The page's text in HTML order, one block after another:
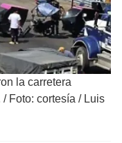
la carretera
/ Foto: cortesía / Luis